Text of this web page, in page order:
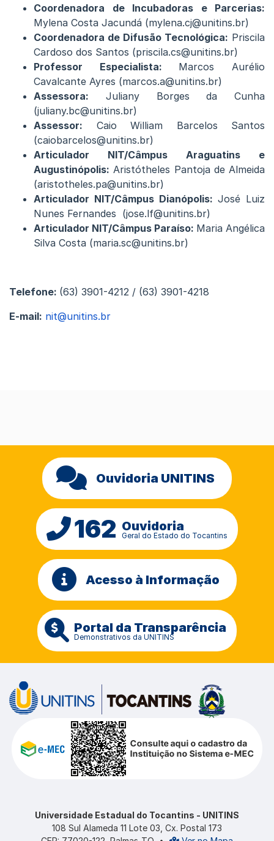
Coordenadora de Incubadoras e Parcerias:
Mylena Costa Jacundá (mylena.cj@unitins.br)
Coordenadora de Difusão Tecnológica: Priscila
Cardoso dos Santos (priscila.cs@unitins.br)
Professor Especialista: Marcos Aurélio
Cavalcante Ayres (marcos.a@unitins.br)
Assessora: Juliany Borges da Cunha
(juliany.bc@unitins.br)
Assessor: Caio William Barcelos Santos
(caiobarcelos@unitins.br)
Articulador NIT/Câmpus Araguatins e
Augustinópolis: Aristótheles Pantoja de Almeida
(aristotheles.pa@unitins.br)
Articulador NIT/Câmpus Dianópolis: José Luiz
Nunes Fernandes (jose.lf@unitins.br)
Articulador NIT/Câmpus Paraíso: Maria Angélica
Silva Costa (maria.sc@unitins.br)
Telefone: (63) 3901-4212 / (63) 3901-4218
E-mail: nit@unitins.br
Ouvidoria UNITINS
162 Ouvidoria
Geral do Estado do Tocantins
Acesso à Informação
Portal da Transparência
Demonstrativos da UNITINS
Universidade Estadual do Tocantins - UNITINS
108 Sul Alameda 11 Lote 03, Cx. Postal 173